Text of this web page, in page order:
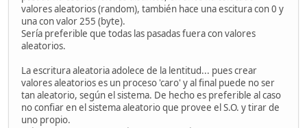
valores aleatorios (random), también hace una escitura con 0 y
una con valor 255 (byte).
Sería preferible que todas las pasadas fuera con valores
aleatorios.
La escritura aleatoria adolece de la lentitud... pues crear
valores aleatorios es un proceso 'caro' y al final puede no ser
tan aleatorio, según el sistema. De hecho es preferible al caso
no confiar en el sistema aleatorio que provee el S.O. y tirar de
uno propio.